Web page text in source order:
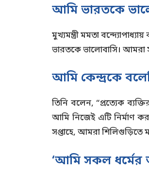
আমি ভারতকে
মুখ্যমন্ত্রী মমতা
ভারতকে ভালোবাসি।
আমি কেন্দ্রকে
তিনি বলেন, “প্রত্যেক
আমি নিজেই এটি নির্মাণ
সপ্তাহে, আমরা শিলিগুড়িতে
‘আমি সকল ধর্মের